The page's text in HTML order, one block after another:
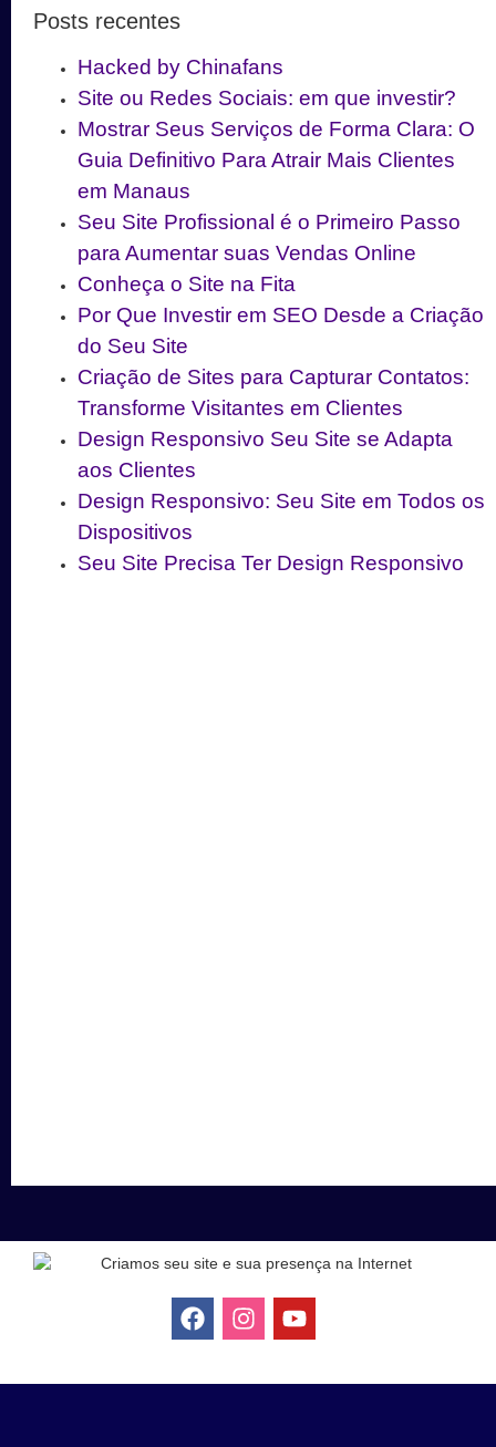
Posts recentes
Hacked by Chinafans
Site ou Redes Sociais: em que investir?
Mostrar Seus Serviços de Forma Clara: O
Guia Definitivo Para Atrair Mais Clientes
em Manaus
Seu Site Profissional é o Primeiro Passo
para Aumentar suas Vendas Online
Conheça o Site na Fita
Por Que Investir em SEO Desde a Criação
do Seu Site
Criação de Sites para Capturar Contatos:
Transforme Visitantes em Clientes
Design Responsivo Seu Site se Adapta
aos Clientes
Design Responsivo: Seu Site em Todos os
Dispositivos
Seu Site Precisa Ter Design Responsivo